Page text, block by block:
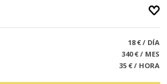
18 € / DÍA
340 € / MES
35 € / HORA